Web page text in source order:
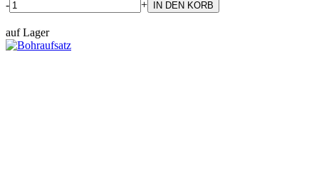
- +
auf Lager